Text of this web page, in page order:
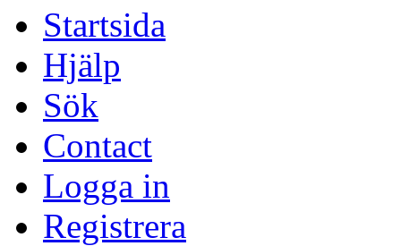
Startsida
Hjälp
Sök
Contact
Logga in
Registrera